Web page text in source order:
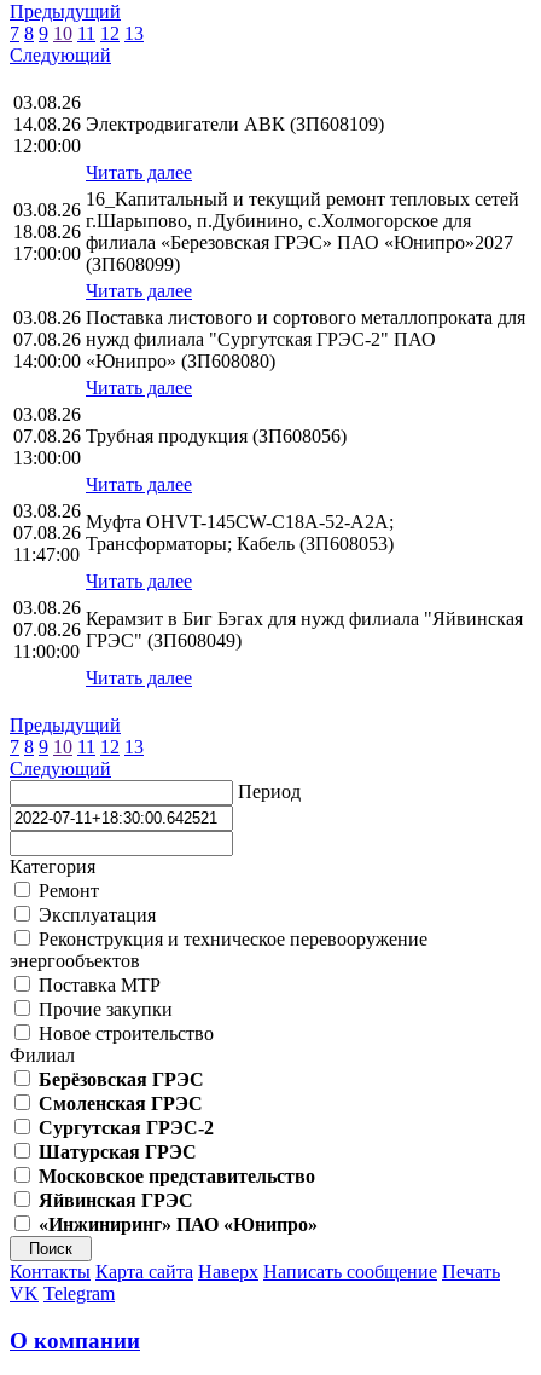
Предыдущий
7 8 9 10 11 12 13
Следующий
03.08.26
14.08.26
12:00:00
Электродвигатели АВК (ЗП608109)
Читать далее
03.08.26
18.08.26
17:00:00
16_Капитальный и текущий ремонт тепловых сетей
г.Шарыпово, п.Дубинино, с.Холмогорское для
филиала «Березовская ГРЭС» ПАО «Юнипро»2027
(ЗП608099)
Читать далее
03.08.26
07.08.26
14:00:00
Поставка листового и сортового металлопроката для
нужд филиала "Сургутская ГРЭС-2" ПАО
«Юнипро» (ЗП608080)
Читать далее
03.08.26
07.08.26
13:00:00
Трубная продукция (ЗП608056)
Читать далее
03.08.26
07.08.26
11:47:00
Муфта OHVT-145CW-C18A-52-A2A;
Трансформаторы; Кабель (ЗП608053)
Читать далее
03.08.26
07.08.26
11:00:00
Керамзит в Биг Бэгах для нужд филиала "Яйвинская
ГРЭС" (ЗП608049)
Читать далее
Предыдущий
7 8 9 10 11 12 13
Следующий
Период
Категория
Ремонт
Эксплуатация
Реконструкция и техническое перевооружение
энергообъектов
Поставка МТР
Прочие закупки
Новое строительство
Филиал
Берёзовская ГРЭС
Смоленская ГРЭС
Сургутская ГРЭС-2
Шатурская ГРЭС
Московское представительство
Яйвинская ГРЭС
«Инжиниринг» ПАО «Юнипро»
Контакты Карта сайта Наверх Написать сообщение Печать
VK Telegram
О компании